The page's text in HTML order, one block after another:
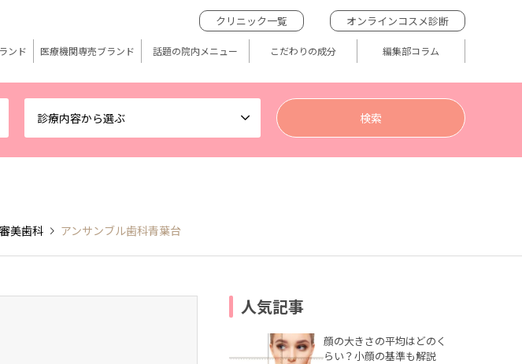
診療内容から選ぶ
クリニック一覧 オンラインコスメ診断
ンド 医療機関専売ブランド 話題の院内メニュー こだわりの成分 編集部コラム
審美歯科 アンサンブル歯科青葉台
人気記事
顔の大きさの平均はどのく
らい？小顔の基準も解説